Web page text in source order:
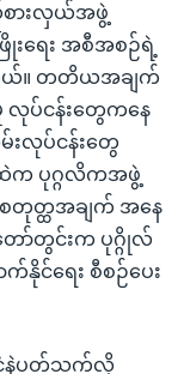
စားလှယ်အဖွဲ့
ြိုးရေး အစီအစဉ်ရဲ့
မယ်။ တတိယအချက်
ပ်ငန်းတွေကနေ
မ်းလုပ်ငန်းတွေ
က ပုဂ္ဂလိကအဖွဲ့
တုတ္ထအချက် အနေ
ာ်တွင်းက ပုဂ္ဂိုလ်
င်ရေး စီစဉ်ပေး
င်ငံနဲ့ပတ်သက်လို့